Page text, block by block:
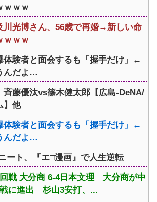
ｗｗｗ
川光博さん、56歳で再婚→新しい命
ｗｗｗ
体験者と面会するも「握手だけ」←
んだよ…
斉藤優汰vs篠木健太郎【広島-DeNA/
】他
体験者と面会するも「握手だけ」←
んだよ…
ート、『エ□漫画』で人生逆転
回戦 大分商 6-4日本文理 大分商が中
に進出 杉山3安打、...